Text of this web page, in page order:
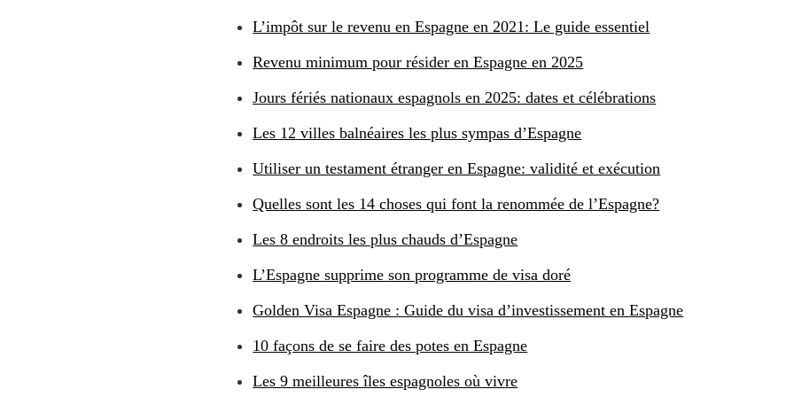
L’impôt sur le revenu en Espagne en 2021: Le guide essentiel
Revenu minimum pour résider en Espagne en 2025
Jours fériés nationaux espagnols en 2025: dates et célébrations
Les 12 villes balnéaires les plus sympas d’Espagne
Utiliser un testament étranger en Espagne: validité et exécution
Quelles sont les 14 choses qui font la renommée de l’Espagne?
Les 8 endroits les plus chauds d’Espagne
L’Espagne supprime son programme de visa doré
Golden Visa Espagne : Guide du visa d’investissement en Espagne
10 façons de se faire des potes en Espagne
Les 9 meilleures îles espagnoles où vivre